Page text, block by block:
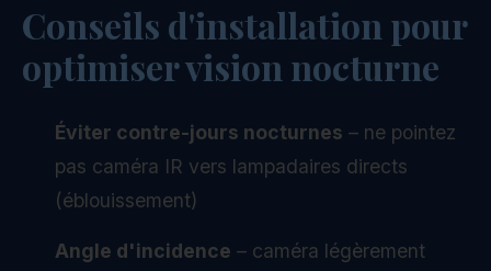
Conseils d'installation pour
optimiser vision nocturne
Éviter contre-jours nocturnes – ne pointez
pas caméra IR vers lampadaires directs
(éblouissement)
Angle d'incidence – caméra légèrement